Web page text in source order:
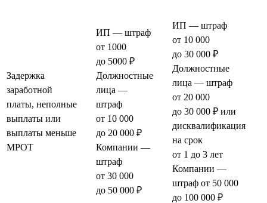
Задержка
заработной
платы, неполные
выплаты или
выплаты меньше
МРОТ
ИП — штраф
от 1000
до 5000 ₽
Должностные
лица —
штраф
от 10 000
до 20 000 ₽
Компании —
штраф
от 30 000
до 50 000 ₽
ИП — штраф
от 10 000
до 30 000 ₽
Должностные
лица — штраф
от 20 000
до 30 000 ₽ или
дисквалификация
на срок
от 1 до 3 лет
Компании —
штраф от 50 000
до 100 000 ₽